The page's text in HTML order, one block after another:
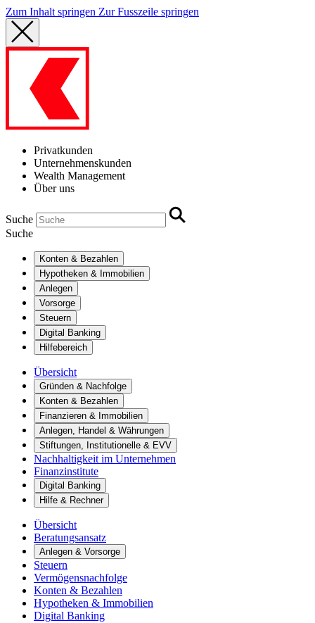
Zum Inhalt springen Zur Fusszeile springen
Privatkunden
Unternehmenskunden
Wealth Management
Über uns
Suche
Suche
Konten & Bezahlen
Hypotheken & Immobilien
Anlegen
Vorsorge
Steuern
Digital Banking
Hilfebereich
Übersicht
Gründen & Nachfolge
Konten & Bezahlen
Finanzieren & Immobilien
Anlegen, Handel & Währungen
Stiftungen, Institutionelle & EVV
Nachhaltigkeit im Unternehmen
Finanzinstitute
Digital Banking
Hilfe & Rechner
Übersicht
Beratungsansatz
Anlegen & Vorsorge
Steuern
Vermögensnachfolge
Konten & Bezahlen
Hypotheken & Immobilien
Digital Banking